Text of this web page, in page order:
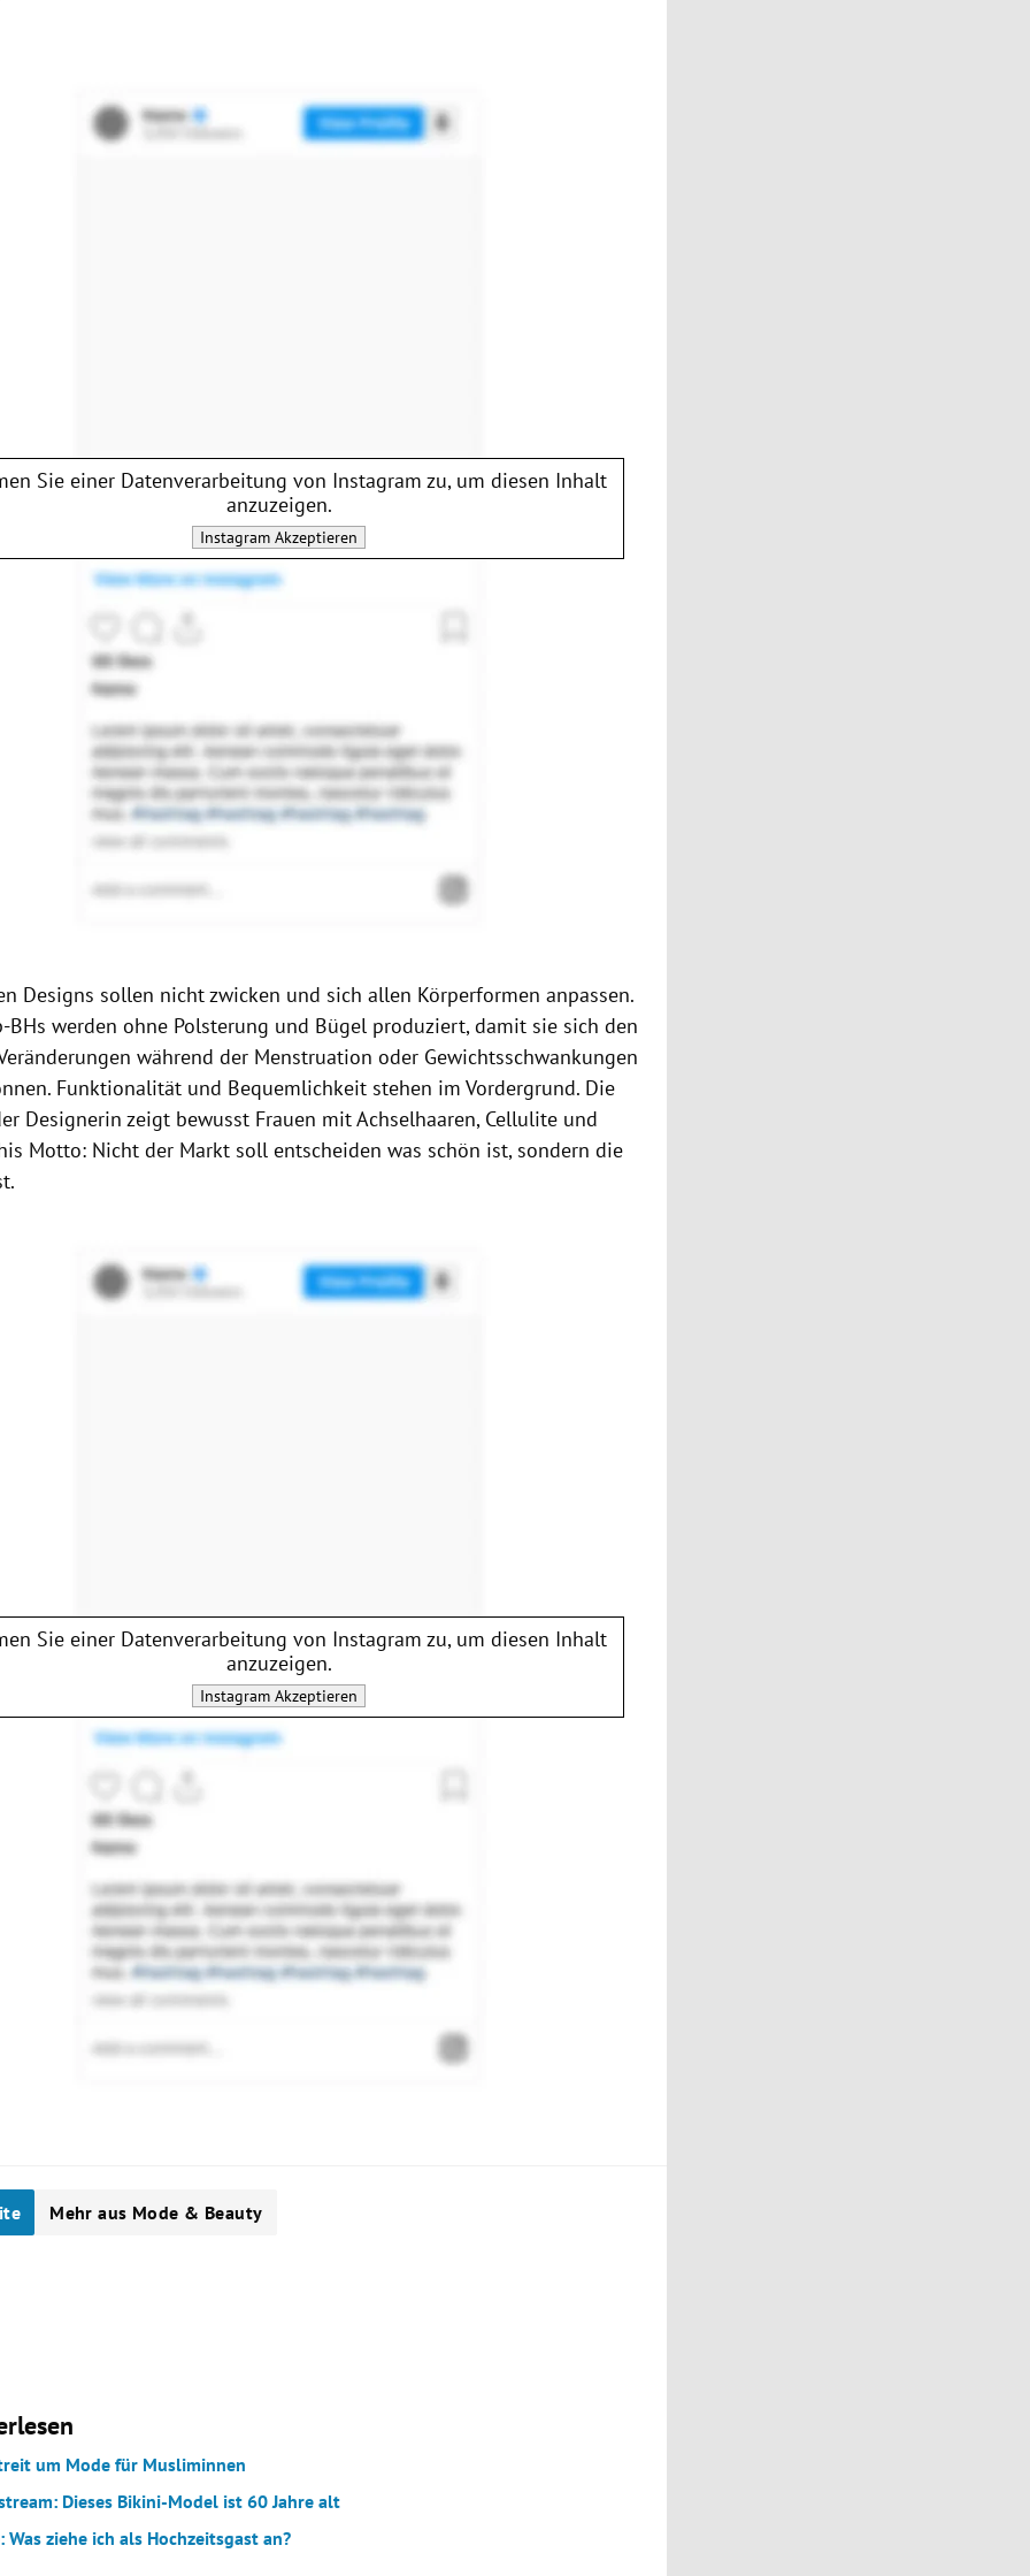
Sie einer Datenverarbeitung von Instagram zu, um diesen Inhalt
anzuzeigen.
Instagram Akzeptieren
Designs sollen nicht zwicken und sich allen Körperformen anpassen.
BHs werden ohne Polsterung und Bügel produziert, damit sie sich den
während der Menstruation oder Gewichtsschwankungen
Funktionalität und Bequemlichkeit stehen im Vordergrund. Die
Designerin zeigt bewusst Frauen mit Achselhaaren, Cellulite und
Motto: Nicht der Markt soll entscheiden was schön ist, sondern die
Sie einer Datenverarbeitung von Instagram zu, um diesen Inhalt
anzuzeigen.
Instagram Akzeptieren
Mehr aus Mode & Beauty
um Mode für Musliminnen
Dieses Bikini-Model ist 60 Jahre alt
Was ziehe ich als Hochzeitsgast an?